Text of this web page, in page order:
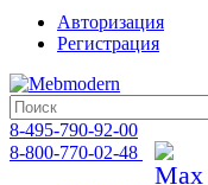
Авторизация
Регистрация
8-495-790-92-00
8-800-770-02-48